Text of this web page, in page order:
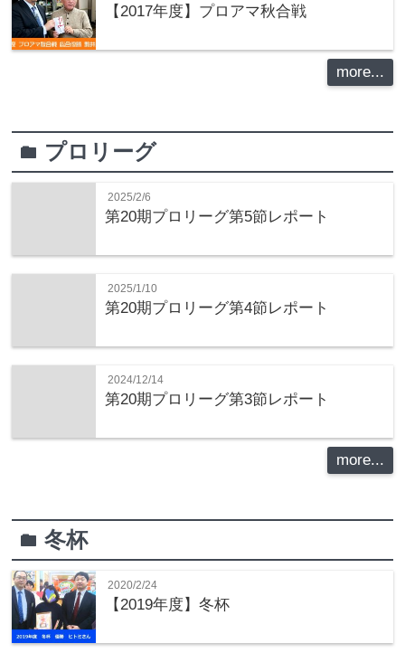
【2017年度】プロアマ秋合戦
more...
folder プロリーグ
2025/2/6
第20期プロリーグ第5節レポート
2025/1/10
第20期プロリーグ第4節レポート
2024/12/14
第20期プロリーグ第3節レポート
more...
folder冬杯
2020/2/24
【2019年度】冬杯